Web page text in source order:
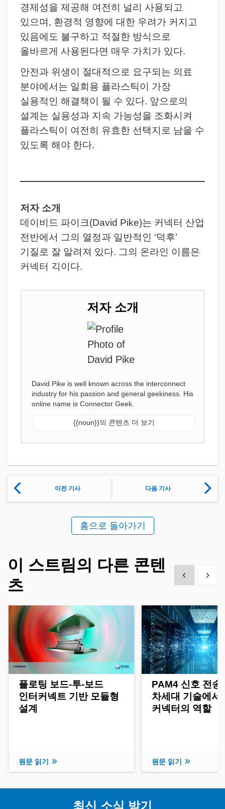
경제성을 제공해 여전히 널리 사용되고
있으며, 환경적 영향에 대한 우려가 커지고
있음에도 불구하고 적절한 방식으로
올바르게 사용된다면 매우 가치가 있다.
안전과 위생이 절대적으로 요구되는 의료
분야에서는 일회용 플라스틱이 가장
실용적인 해결책이 될 수 있다. 앞으로의
설계는 실용성과 지속 가능성을 조화시켜
플라스틱이 여전히 유효한 선택지로 남을 수
있도록 해야 한다.
저자 소개
데이비드 파이크(David Pike)는 커넥터 산업
전반에서 그의 열정과 일반적인 ‘덕후’
기질로 잘 알려져 있다. 그의 온라인 이름은
커넥터 긱이다.
저자 소개
David Pike is well known across the interconnect
industry for his passion and general geekiness. His
online name is Connector Geek.
{{noun}}의 콘텐츠 더 보기
이전 기사 다음 기사
홈으로 돌아가기
이 스트림의 다른 콘텐
츠
Show previous
Show
플로팅 보드-투-보드
인터커넥트 기반 모듈형
설계
원문 읽기
PAM4 신호 전송
차세대 기술에서
커넥터의 역할
원문 읽기
최신 소식 받기